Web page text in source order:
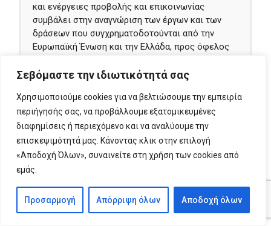
Σεβόμαστε την ιδιωτικότητά σας
Χρησιμοποιούμε cookies για να βελτιώσουμε την εμπειρία
περιήγησής σας, να προβάλλουμε εξατομικευμένες
διαφημίσεις ή περιεχόμενο και να αναλύουμε την
επισκεψιμότητά μας. Κάνοντας κλικ στην επιλογή
«Αποδοχή Όλων», συναινείτε στη χρήση των cookies από
εμάς.
Προσαρμογή Απόρριψη όλων Αποδοχή όλων
και ενέργειες προβολής και επικοινωνίας
συμβάλει στην αναγνώριση των έργων και των
δράσεων που συγχρηματοδοτούνται από την
Ευρωπαϊκή Ένωση και την Ελλάδα, προς όφελος
Δείτε εδώ
τις αναλυτικές οδηγίες Προβολής και
Επικοινωνίας του ΕΣΠΑ 2021-2027.
Για οποιαδήποτε διευκρίνιση, μπορείτε να
επικοινωνήσετε με τηνΚεντρική Μονάδα
ΕΦΕΠΑΕή με τηναρμόδια Περιφερειακή
Μονάδατου ΕΦΕΠΑΕ, ανάλογα με τον τόπο
υλοποίησης της επένδυσης.
Εκδηλώσεις Δράσης